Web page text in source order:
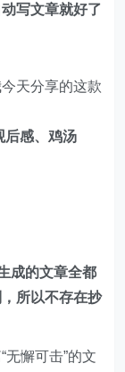
写文章就好了
天分享的这款
后感、鸡汤
成的文章全都
所以不存在抄
懈可击”的文